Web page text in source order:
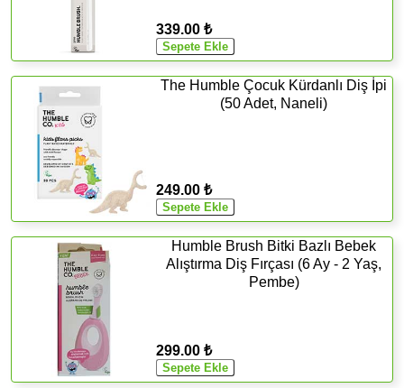
339.00 ₺
The Humble Çocuk Kürdanlı Diş İpi
(50 Adet, Naneli)
249.00 ₺
Humble Brush Bitki Bazlı Bebek
Alıştırma Diş Fırçası (6 Ay - 2 Yaş,
Pembe)
299.00 ₺